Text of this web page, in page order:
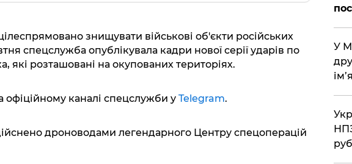
знищувати військові об'єкти російських
спецслужба опублікувала кадри нової серії ударів по
які розташовані на окупованих територіях.
каналі спецслужби у Telegram.
дроноводами легендарного Центру спецоперацій
​У
ім’я